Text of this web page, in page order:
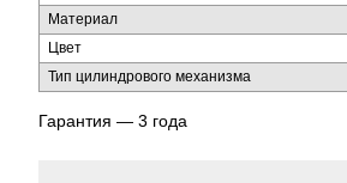
Материал
Цвет
Тип цилиндрового механизма
Гарантия — 3 года